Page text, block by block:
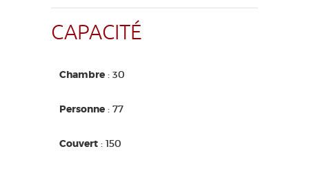
CAPACITÉ
Chambre : 30
Personne : 77
Couvert : 150